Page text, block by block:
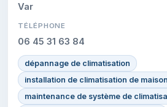
Var
TÉLÉPHONE
06 45 31 63 84
dépannage de climatisation
installation de climatisation de maison
maintenance de système de